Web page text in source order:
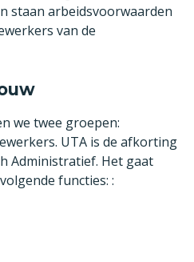
staan arbeidsvoorwaarden
van de
we twee groepen:
UTA is de afkorting
Administratief. Het gaat
functies: :